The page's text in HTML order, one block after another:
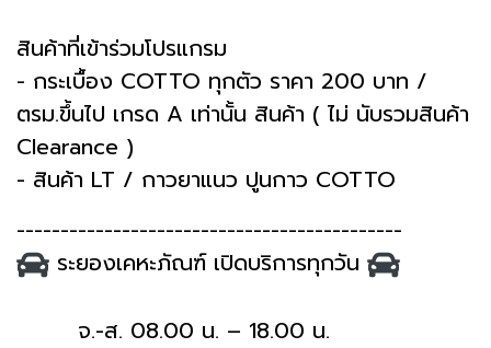
สินค้าที่เข้าร่วมโปรแกรม
- กระเบื้อง COTTO ทุกตัว ราคา 200 บาท /
ตรม.ขึ้นไป เกรด A เท่านั้น สินค้า ( ไม่ นับรวมสินค้า
Clearance )
- สินค้า LT / กาวยาแนว ปูนกาว COTTO
--------------------------------------------
ระยองเคหะภัณฑ์ เปิดบริการทุกวัน
จ.-ส. 08.00 น. – 18.00 น.